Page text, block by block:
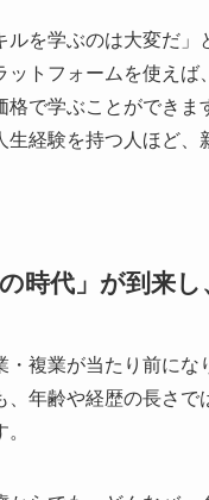
ルを学ぶのは大変だ
ットフォームを使えば
格で学ぶことができ
生経験を持つ人ほど
時代」が到来
・複業が当たり前にな
、年齢や経歴の長さ